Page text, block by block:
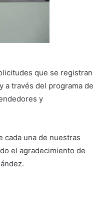
que se registran
a través del programa de
y
cada una de nuestras
el agradecimiento de